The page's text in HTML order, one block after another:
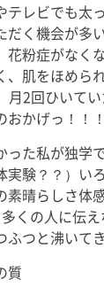
テレビでも太
だく機会が多
花粉症がなく
、肌をほめら
月2回ひいて
かげっ！！
った私が独学
実験？？）い
素晴らしさ体
くの人に伝
つと沸いて
質